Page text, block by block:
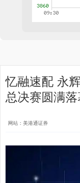
忆融速配 永
总决赛圆满
网站：美港通证券